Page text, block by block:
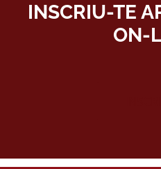
INSCRIU-TE
ON-